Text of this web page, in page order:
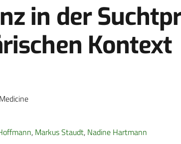
in der
Kontext
, Markus Staudt, Nadine Hartmann